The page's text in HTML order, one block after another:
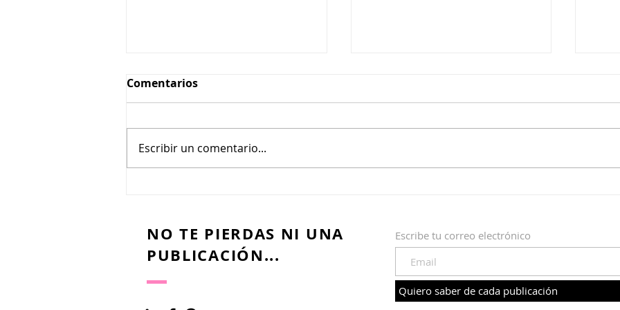
Comentarios
Escribir un comentario...
NO TE PIERDAS NI UNA
PUBLICACIÓN...
Escribe tu correo electrónico
Quiero saber de cada publicación